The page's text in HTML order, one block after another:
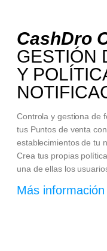
CashDro
GESTIÓN
Y
Controla y gestiona de
tus Puntos de venta
establecimientos de tu
Crea tus propias
una de ellas los
Más información